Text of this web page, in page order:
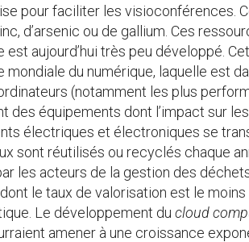
pour faciliter les
d’arsenic ou de gallium. Ces
est aujourd’hui très peu développé.
mondiale du numérique, laquelle est
(notamment les plus
des équipements dont l’impact sur
électriques et électroniques se
sont réutilisés ou recyclés chaque
les acteurs de la gestion des
le taux de valorisation est le
Le développement du cloud
amener à une croissance